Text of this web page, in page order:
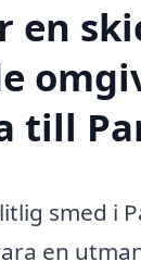
en
till
smed i
en